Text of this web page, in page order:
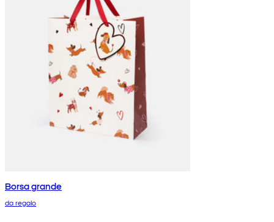
Borsa grande
da regalo